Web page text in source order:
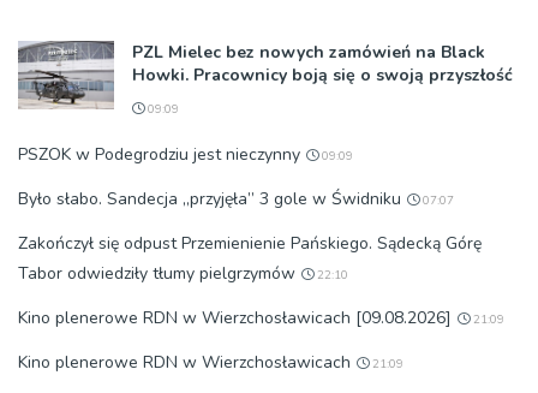
PZL Mielec bez nowych zamówień na Black
Howki. Pracownicy boją się o swoją przyszłość
09:09
PSZOK w Podegrodziu jest nieczynny 09:09
Było słabo. Sandecja „przyjęła” 3 gole w Świdniku 07:07
Zakończył się odpust Przemienienie Pańskiego. Sądecką Górę
Tabor odwiedziły tłumy pielgrzymów
22:10
Kino plenerowe RDN w Wierzchosławicach [09.08.2026] 21:09
Kino plenerowe RDN w Wierzchosławicach 21:09